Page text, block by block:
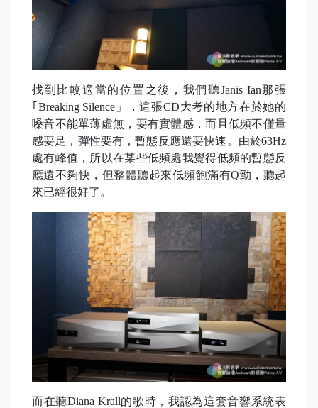
找到比較適當的位置之後，我們聽Janis Ian那張
｢Breaking Silence」，這張CD大考的地方在於她的
嗓音不能單薄虛無，要有實體感，而且低頻不僅量
感要足，彈性要有，暫態反應還要快速。由於63Hz
處有峰值，所以在某些低頻處我覺得低頻的暫態反
應還不夠快，但整體聽起來低頻飽滿有Q勁，聽起
來已經很好了。
而在聽Diana Krall的歌時，我認為這套音響系統表